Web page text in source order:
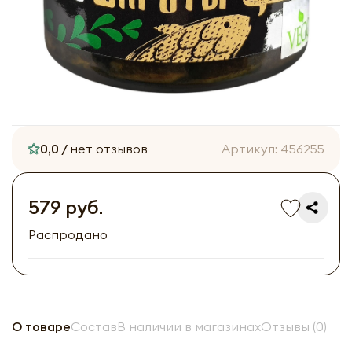
0,0 / нет отзывов Артикул: 456255
579 руб.
Распродано
О товареСоставВ наличии в магазинахОтзывы (0)